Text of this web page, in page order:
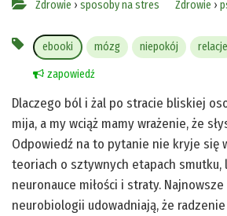
Zdrowie › sposoby na stres Zdrowie ›
ebooki mózg niepokój relacje
zapowiedź
Dlaczego ból i żal po stracie bliskiej
mija, a my wciąż mamy wrażenie, że
Odpowiedź na to pytanie nie kryje się
teoriach o sztywnych etapach smutku,
neuronauce miłości i straty.
neurobiologii udowadniają, że